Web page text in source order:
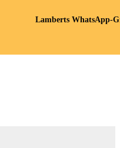
Lamberts WhatsApp-